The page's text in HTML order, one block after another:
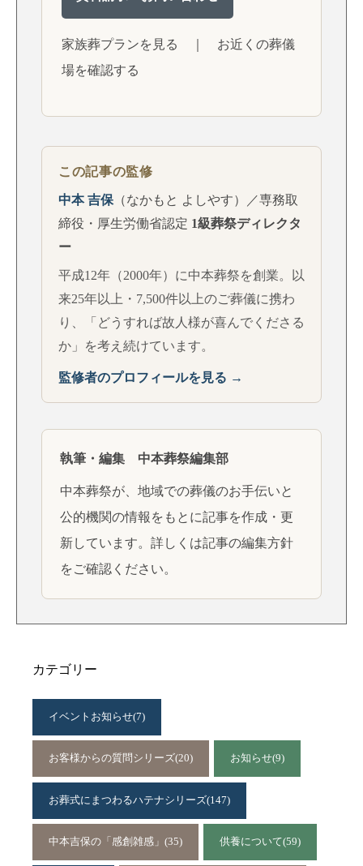
家族葬プランを見る
お近くの葬儀
場を確認する
この記事の監修
中本 吉保 （なかもと よしやす）／専務取
締役・厚生労働省認定 1級葬祭ディレクタ
ー
平成12年（2000年）に中本葬祭を創業。以
来25年以上・7,500件以上のご葬儀に携わ
り、「どうすれば故人様が喜んでくださる
か」を考え続けています。
監修者のプロフィールを見る →
執筆・編集 中本葬祭編集部
中本葬祭が、地域での葬儀のお手伝いと
公的機関の情報をもとに記事を作成・更
新しています。詳しくは記事の編集方針
をご確認ください。
カテゴリー
イベントお知らせ(7)
お客様からの質問シリーズ(20) お知らせ(9)
お葬式にまつわるハテナシリーズ(147)
中本吉保の「感創雑感」 (35) 供養について(59)